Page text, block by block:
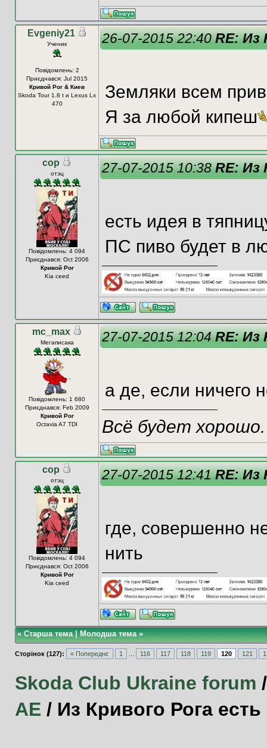
Evgeniy21
Ученик
Повідомлень: 2
Приєднався: Jul 2015
Кривой Рог & Киев
Skoda Tour 1.8 t и Lexus Lx
470
26-07-2015 22:40RE: Из
Земляки всем
Я за любой кипеш
cop
отэц
Повідомлень: 4 094
Приєднався: Oct 2006
Кривой Рог
Kia ceed
27-07-2015 10:38RE: Из
есть идея в
ПС пиво будет в
mc_max
Мегаписака
Повідомлень: 1 680
Приєднався: Feb 2009
Кривой Рог
Octavia A7 TDI
27-07-2015 12:04RE: Из
а де, если ничего
Всё будет хорошо.
cop
отэц
Повідомлень: 4 094
Приєднався: Oct 2006
Кривой Рог
Kia ceed
27-07-2015 12:41RE: Из
где, совершенно
нить
«Старша тема|Молодша тема»
Сторінок (127): « Попереднє 1 116 117 118 119 120 121
Skoda Club Ukraine forum
АЕ / Из Кривого Рога есть